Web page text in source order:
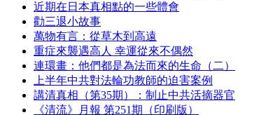
近期在日本真相點的一些體會
勸三退小故事
萬物有言：從草木到高遠
重症來襲遇高人 幸運從來不偶然
連環畫：他們都是為法而來的生命（二）
上半年中共對法輪功教師的迫害案例
講清真相（第35期）：制止中共活摘器官
《清流》月報 第251期（印刷版）